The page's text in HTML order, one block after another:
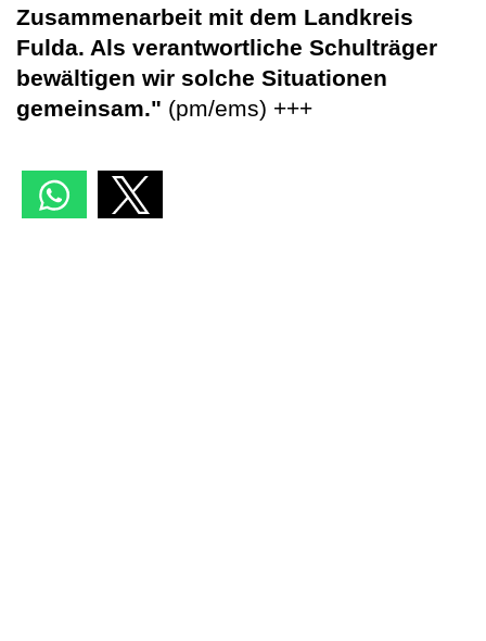
Zusammenarbeit mit dem Landkreis
Fulda. Als verantwortliche Schulträger
bewältigen wir solche Situationen
gemeinsam." (pm/ems) +++